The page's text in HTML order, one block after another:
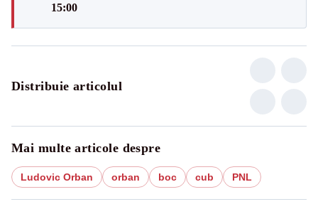
15:00
Distribuie articolul
Mai multe articole despre
Ludovic Orban orban boc cub PNL